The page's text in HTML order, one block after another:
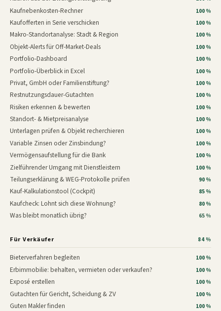
Kaufnebenkosten-Rechner 100 %
Kaufofferten in Serie verschicken 100 %
Makro-Standortanalyse: Stadt & Region 100 %
Objekt-Alerts für Off-Market-Deals 100 %
Portfolio-Dashboard 100 %
Portfolio-Überblick in Excel 100 %
Privat, GmbH oder Familienstiftung? 100 %
Restnutzungsdauer-Gutachten 100 %
Risiken erkennen & bewerten 100 %
Standort- & Mietpreisanalyse 100 %
Unterlagen prüfen & Objekt recherchieren 100 %
Variable Zinsen oder Zinsbindung? 100 %
Vermögensaufstellung für die Bank 100 %
Zielführender Umgang mit Dienstleistern 100 %
Teilungserklärung & WEG-Protokolle prüfen 90 %
Kauf-Kalkulationstool (Cockpit) 85 %
Kaufcheck: Lohnt sich diese Wohnung? 80 %
Was bleibt monatlich übrig? 65 %
Für Verkäufer 84 %
Bieterverfahren begleiten 100 %
Erbimmobilie: behalten, vermieten oder verkaufen? 100 %
Exposé erstellen 100 %
Gutachten für Gericht, Scheidung & ZV 100 %
Guten Makler finden 100 %